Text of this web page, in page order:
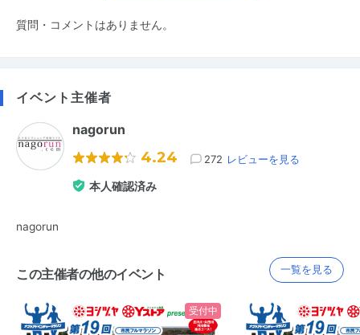
質問・コメントはありません。
イベント主催者
nagorun
4.24 272 レビューを見る
本人確認済み
nagorun
この主催者の他のイベント 一覧を見る
受付中